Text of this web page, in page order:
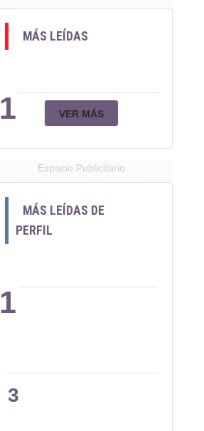
MÁS LEÍDAS
1 VER MÁS
Espacio Publicitario
MÁS LEÍDAS DE
PERFIL
1
2
3